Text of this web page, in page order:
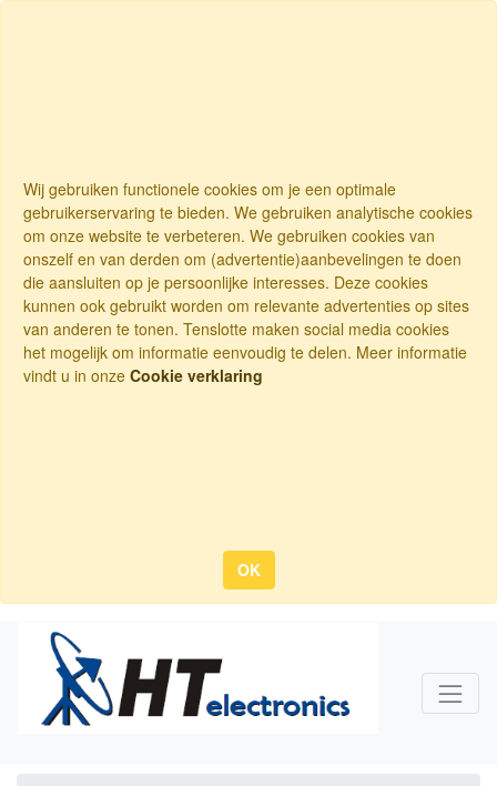
Wij gebruiken functionele cookies om je een optimale
gebruikerservaring te bieden. We gebruiken analytische cookies
om onze website te verbeteren. We gebruiken cookies van
onszelf en van derden om (advertentie)aanbevelingen te doen
die aansluiten op je persoonlijke interesses. Deze cookies
kunnen ook gebruikt worden om relevante advertenties op sites
van anderen te tonen. Tenslotte maken social media cookies
het mogelijk om informatie eenvoudig te delen. Meer informatie
vindt u in onze Cookie verklaring
OK